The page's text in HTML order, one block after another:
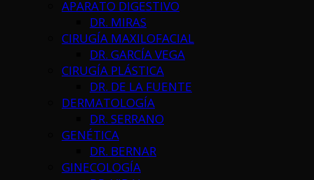
APARATO DIGESTIVO
DR. MIRAS
CIRUGÍA MAXILOFACIAL
DR. GARCÍA VEGA
CIRUGÍA PLÁSTICA
DR. DE LA FUENTE
DERMATOLOGÍA
DR. SERRANO
GENÉTICA
DR. BERNAR
GINECOLOGÍA